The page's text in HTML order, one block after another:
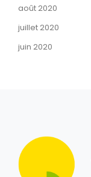
août 2020
juillet 2020
juin 2020